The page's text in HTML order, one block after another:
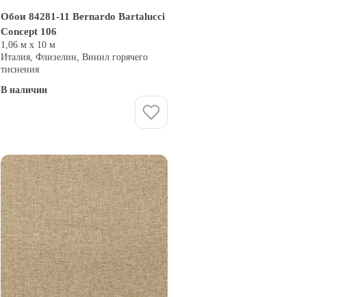
Обои 84281-11 Bernardo Bartalucci
Concept 106
1,06 м х 10 м
Италия, Флизелин, Винил горячего
тиснения
В наличии